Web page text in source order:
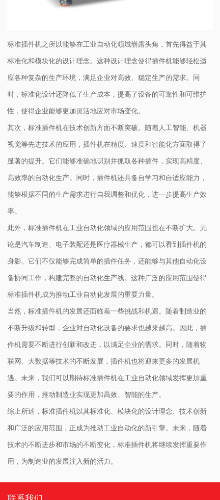
标准插件机之所以能够在工业自动化领域崭露头角，首先得益于其
标准化和模块化的设计理念。这种设计理念使得插件机能够轻松适
应各种复杂的生产环境，满足企业对高效、稳定生产的需求。同
时，标准化设计还降低了生产成本，提高了设备的可靠性和可维护
性，使得企业能够更加灵活地应对市场变化。
其次，标准插件机在技术创新方面不断突破。随着人工智能、机器
视觉等先进技术的应用，插件机在精度、速度和智能化方面取得了
显著的提升。它们能够准确地识别并抓取各种插件，实现高精度、
高效率的自动化生产。同时，插件机还具备自学习和自适应能力，
能够根据不同的生产需求进行自我调整和优化，进一步提高生产效
率。
此外，标准插件机在工业自动化领域的应用范围也在不断扩大。无
论是汽车制造、电子装配还是医疗器械生产，都可以看到插件机的
身影。它们不仅能够完成简单的插件任务，还能够与其他自动化设
备协同工作，构建完整的自动化生产线。这种广泛的应用范围使得
标准插件机成为推动工业自动化发展的重要力量。
当然，标准插件机的发展还面临着一些挑战和机遇。随着制造业的
不断升级和转型，企业对自动化设备的要求也越来越高。因此，插
件机需要不断进行创新和改进，以满足企业的需求。同时，随着物
联网、大数据等技术的不断发展，插件机也将迎来更多的发展机
遇。未来，我们可以期待标准插件机在工业自动化领域发挥更加重
要的作用，推动制造业实现更加高效、智能的生产。
综上所述，标准插件机以其标准化、模块化的设计理念、技术创新
和广泛的应用范围，正成为推动工业自动化的新引擎。未来，随着
技术的不断进步和市场的不断变化，标准插件机将继续发挥重要作
用，为制造业的发展注入新的活力。